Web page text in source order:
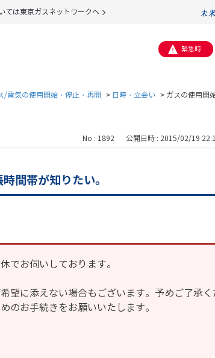
ては東京ガスネットワークへ
緊急時
/電気の使用開始・停止・再開 > 日時・立会い > ガスの使用開
No : 1892 公開日時 : 2015/02/19
間帯が知りたい。
でお伺いしております。
望に添えない場合もございます。予めご了承
お手続きをお願いいたします。